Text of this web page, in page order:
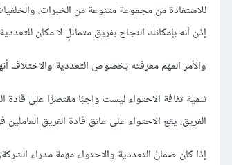
للاستفادة من مجموعة متنوعة من الخبرات،
إذن أنه بإمكانك النجاح بفريق متماثلٍ لا مكان
والأمر المهم معرفته بخصوص التعددية والاختلاف
تنمية ثقافة الاحتواء ليست واجبًا مقتصرًا على
الفريق، يقع الاحتواء على عاتق قادة الفريق
إذا كان ضمانُ التعددية والاحتواء مهمة مدراء